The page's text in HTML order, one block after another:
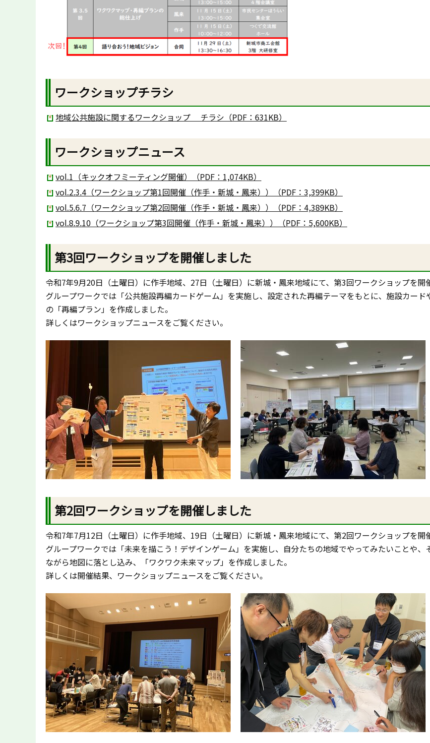
ワークショップチラシ
地域公共施設に関するワークショップ チラシ（PDF：631KB）
ワークショップニュース
vol.1（キックオフミーティング開催）（PDF：1,074KB）
vol.2.3.4（ワークショップ第1回開催（作手・新城・鳳来））（PDF：3,399KB）
vol.5.6.7（ワークショップ第2回開催（作手・新城・鳳来））（PDF：4,389KB）
vol.8.9.10（ワークショップ第3回開催（作手・新城・鳳来））（PDF：5,600KB）
第3回ワークショップを開催しました
令和7年9月20日（土曜日）に作手地域、27日（土曜日）に新城・鳳来地域にて、第3回ワークショップを開
グループワークでは「公共施設再編カードゲーム」を実施し、設定された再編テーマをもとに、施設カー
の「再編プラン」を作成しました。
詳しくはワークショップニュースをご覧ください。
第2回ワークショップを開催しました
令和7年7月12日（土曜日）に作手地域、19日（土曜日）に新城・鳳来地域にて、第2回ワークショップを開
グループワークでは「未来を描こう！デザインゲーム」を実施し、自分たちの地域でやってみたいことや
ながら地図に落とし込み、「ワクワク未来マップ」を作成しました。
詳しくは開催結果、ワークショップニュースをご覧ください。